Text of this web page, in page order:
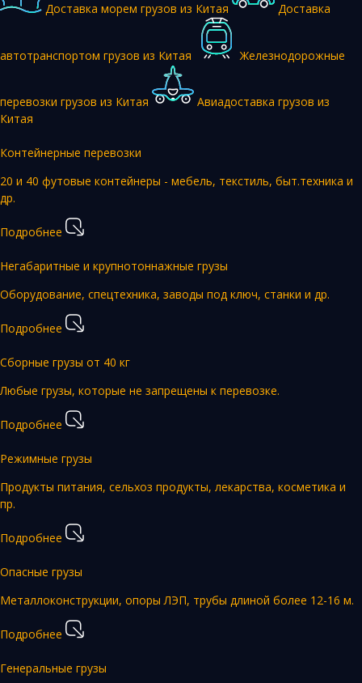
Доставка морем грузов из Китая Доставка
автотранспортом грузов из Китая Железнодорожные
перевозки грузов из Китая
Авиадоставка грузов из
Китая
Контейнерные перевозки
20 и 40 футовые контейнеры - мебель, текстиль, быт.техника и
др.
Подробнее
Негабаритные и крупнотоннажные грузы
Оборудование, спецтехника, заводы под ключ, станки и др.
Подробнее
Сборные грузы от 40 кг
Любые грузы, которые не запрещены к перевозке.
Подробнее
Режимные грузы
Продукты питания, сельхоз продукты, лекарства, косметика и
пр.
Подробнее
Опасные грузы
Металлоконструкции, опоры ЛЭП, трубы длиной более 12-16 м.
Подробнее
Генеральные грузы